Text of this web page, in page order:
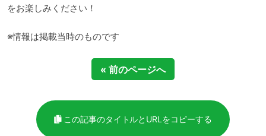
をお楽しみください！
※情報は掲載当時のものです
« 前のページへ
この記事のタイトルとURLをコピーする